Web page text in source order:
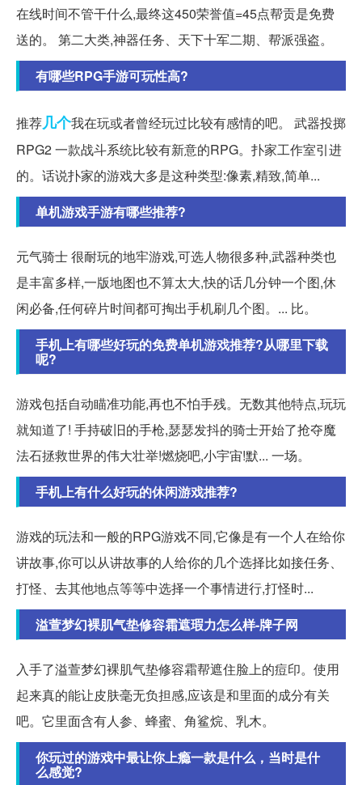
在线时间不管干什么,最终这450荣誉值=45点帮贡是免费
送的。 第二大类,神器任务、天下十军二期、帮派强盗。
有哪些RPG手游可玩性高?
推荐几个我在玩或者曾经玩过比较有感情的吧。 武器投掷
RPG2 一款战斗系统比较有新意的RPG。扑家工作室引进
的。话说扑家的游戏大多是这种类型:像素,精致,简单...
单机游戏手游有哪些推荐?
元气骑士 很耐玩的地牢游戏,可选人物很多种,武器种类也
是丰富多样,一版地图也不算太大,快的话几分钟一个图,休
闲必备,任何碎片时间都可掏出手机刷几个图。... 比。
手机上有哪些好玩的免费单机游戏推荐?从哪里下载
呢?
游戏包括自动瞄准功能,再也不怕手残。无数其他特点,玩玩
就知道了! 手持破旧的手枪,瑟瑟发抖的骑士开始了抢夺魔
法石拯救世界的伟大壮举!燃烧吧,小宇宙!默... 一场。
手机上有什么好玩的休闲游戏推荐?
游戏的玩法和一般的RPG游戏不同,它像是有一个人在给你
讲故事,你可以从讲故事的人给你的几个选择比如接任务、
打怪、去其他地点等等中选择一个事情进行,打怪时...
溢萱梦幻裸肌气垫修容霜遮瑕力怎么样-牌子网
入手了溢萱梦幻裸肌气垫修容霜帮遮住脸上的痘印。使用
起来真的能让皮肤毫无负担感,应该是和里面的成分有关
吧。它里面含有人参、蜂蜜、角鲨烷、乳木。
你玩过的游戏中最让你上瘾一款是什么，当时是什
么感觉?